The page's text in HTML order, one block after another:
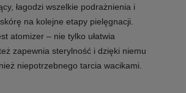
łagodzi wszelkie podrażnienia i
na kolejne etapy pielęgnacji.
atomizer – nie tylko ułatwia
zapewnia sterylność i dzięki niemu
niepotrzebnego tarcia wacikami.